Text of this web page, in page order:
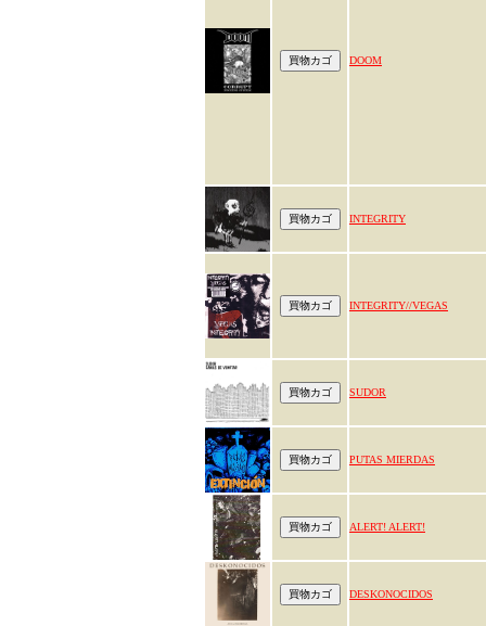
DOOM
INTEGRITY
INTEGRITY//VEGAS
SUDOR
PUTAS MIERDAS
ALERT! ALERT!
DESKONOCIDOS